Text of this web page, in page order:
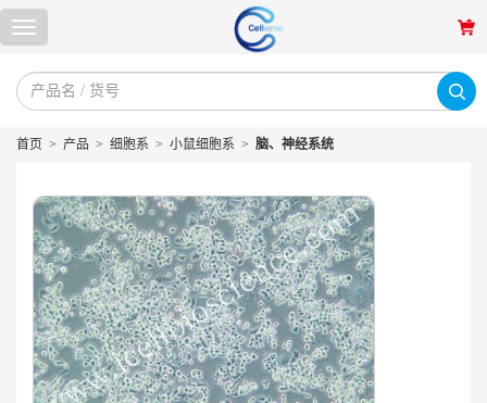
首页 > 产品 > 细胞系 > 小鼠细胞系 > 脑、神经系统